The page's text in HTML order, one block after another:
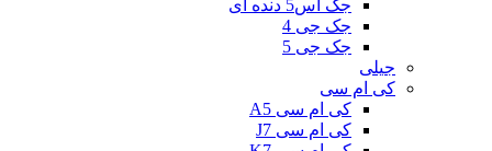
جک اس5 دنده ای
جک جی 4
جک جی 5
جیلی
کی ام سی
کی ام سی A5
کی ام سی J7